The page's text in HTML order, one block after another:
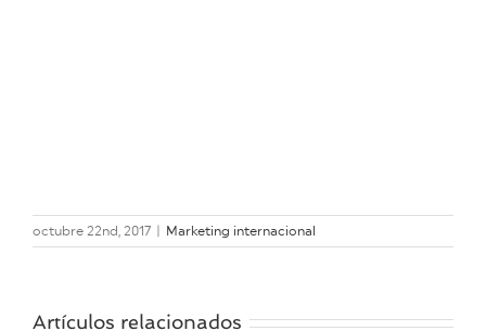
octubre 22nd, 2017 Marketing internacional
Artículos relacionados